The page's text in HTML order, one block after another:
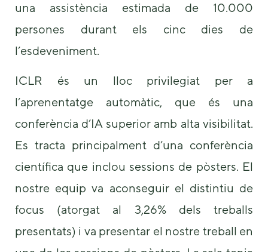
una assistència estimada de 10.000
persones durant els cinc dies de
l’esdeveniment.
ICLR és un lloc privilegiat per a
l’aprenentatge automàtic, que és una
conferència d’IA superior amb alta visibilitat.
Es tracta principalment d’una conferència
científica que inclou sessions de pòsters. El
nostre equip va aconseguir el distintiu de
focus (atorgat al 3,26% dels treballs
presentats) i va presentar el nostre treball en
cookies are
optional.
They are
needed for
the website
Statistics
In order for
improve the